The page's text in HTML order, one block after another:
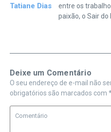
Tatiane Dias
entre os
paixão, o Sair do
Deixe um Comentário
O seu endereço de e-mail não
obrigatórios são marcados com